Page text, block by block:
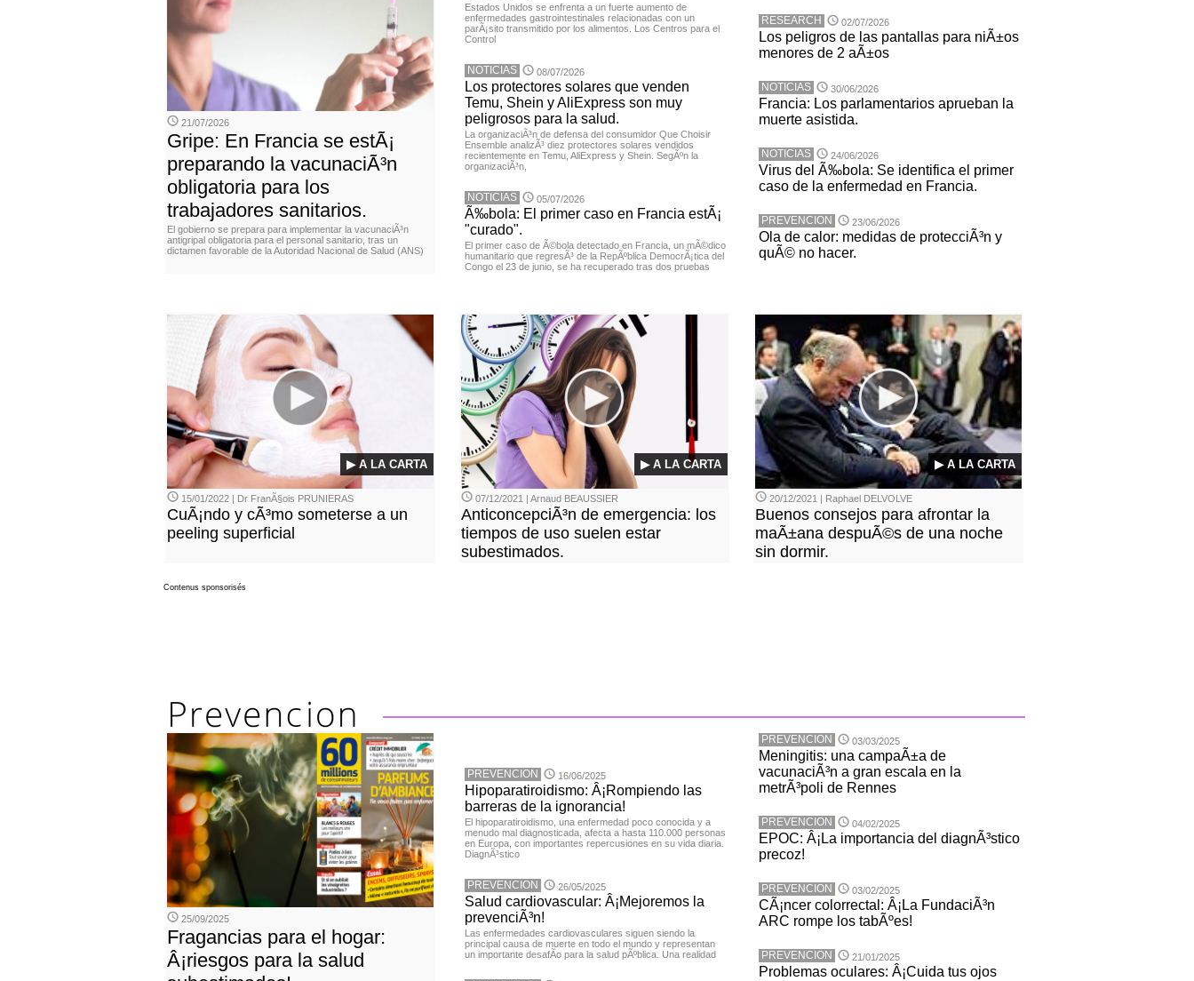
21/07/2026
Gripe: En Francia se estÃ¡
preparando la vacunaciÃ³n
obligatoria para los
trabajadores sanitarios.
El gobierno se prepara para implementar la vacunaciÃ³n
antigripal obligatoria para el personal sanitario, tras un
dictamen favorable de la Autoridad Nacional de Salud (ANS)
Estados Unidos se enfrenta a un fuerte aumento de
enfermedades gastrointestinales relacionadas con un
parÃ¡sito transmitido por los alimentos. Los Centros para el
Control
NOTICIAS 08/07/2026
Los protectores solares que venden
Temu, Shein y AliExpress son muy
peligrosos para la salud.
La organizaciÃ³n de defensa del consumidor Que Choisir
Ensemble analizÃ³ diez protectores solares vendidos
recientemente en Temu, AliExpress y Shein. SegÃºn la
organizaciÃ³n,
NOTICIAS 05/07/2026
Ã‰bola: El primer caso en Francia estÃ¡
"curado".
El primer caso de Ã©bola detectado en Francia, un mÃ©dico
humanitario que regresÃ³ de la RepÃºblica DemocrÃ¡tica del
Congo el 23 de junio, se ha recuperado tras dos pruebas
RESEARCH 02/07/2026
Los peligros de las pantallas para niÃ±os
menores de 2 aÃ±os
NOTICIAS 30/06/2026
Francia: Los parlamentarios aprueban la
muerte asistida.
NOTICIAS 24/06/2026
Virus del Ã‰bola: Se identifica el primer
caso de la enfermedad en Francia.
PREVENCION 23/06/2026
Ola de calor: medidas de protecciÃ³n y
quÃ© no hacer.
▶ A LA CARTA
15/01/2022 | Dr FranÃ§ois PRUNIERAS
CuÃ¡ndo y cÃ³mo someterse a un
peeling superficial
▶ A LA CARTA
07/12/2021 | Arnaud BEAUSSIER
AnticoncepciÃ³n de emergencia: los
tiempos de uso suelen estar
subestimados.
▶ A LA CARTA
20/12/2021 | Raphael DELVOLVE
Buenos consejos para afrontar la
maÃ±ana despuÃ©s de una noche
sin dormir.
Contenus sponsorisés
25/09/2025
Fragancias para el hogar:
Â¡riesgos para la salud
PREVENCION 16/06/2025
Hipoparatiroidismo: Â¡Rompiendo las
barreras de la ignorancia!
El hipoparatiroidismo, una enfermedad poco conocida y a
menudo mal diagnosticada, afecta a hasta 110.000 personas
en Europa, con importantes repercusiones en su vida diaria.
DiagnÃ³stico
PREVENCION 26/05/2025
Salud cardiovascular: Â¡Mejoremos la
prevenciÃ³n!
Las enfermedades cardiovasculares siguen siendo la
principal causa de muerte en todo el mundo y representan
un importante desafÃ­o para la salud pÃºblica. Una realidad
PREVENCION 03/03/2025
Meningitis: una campaÃ±a de
vacunaciÃ³n a gran escala en la
metrÃ³poli de Rennes
PREVENCION 04/02/2025
EPOC: Â¡La importancia del diagnÃ³stico
precoz!
PREVENCION 03/02/2025
CÃ¡ncer colorrectal: Â¡La FundaciÃ³n
ARC rompe los tabÃºes!
PREVENCION 21/01/2025
Problemas oculares: Â¡Cuida tus ojos